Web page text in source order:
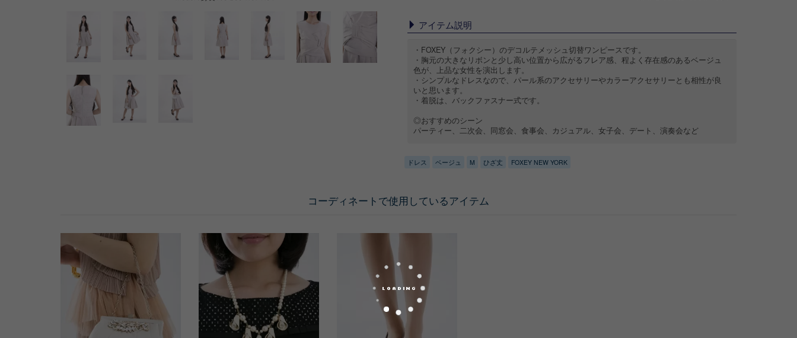
アイテム説明
・FOXEY（フォクシー）のデコルテメッシュ切替ワンピースです。
・胸元の大きなリボンと少し高い位置から広がるフレア感、程よく存在感のあるベージュ
色が、上品な女性を演出します。
・シンプルなドレスなので、パール系のアクセサリーやカラーアクセサリーとも相性が良
いと思います。
・着脱は、バックファスナー式です。
◎おすすめのシーン
パーティー、二次会、同窓会、食事会、カジュアル、女子会、デート、演奏会など
ドレス ベージュ M ひざ丈 FOXEY NEW YORK
コーディネートで使用しているアイテム